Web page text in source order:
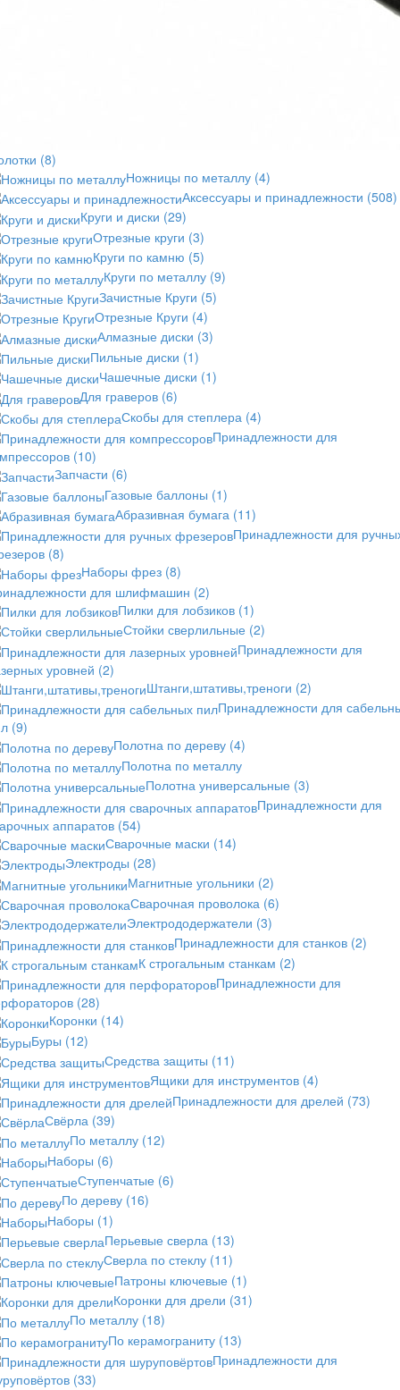
(8)
Ножницы по металлу (4)
Аксессуары и принадлежности (508)
Круги и диски (29)
Отрезные круги (3)
Круги по камню (5)
Круги по металлу (9)
Зачистные Круги (5)
Отрезные Круги (4)
Алмазные диски (3)
Пильные диски (1)
Чашечные диски (1)
Для граверов (6)
Скобы для степлера (4)
Принадлежности для
(10)
Запчасти (6)
Газовые баллоны (1)
Абразивная бумага (11)
Принадлежности для
(8)
Наборы фрез (8)
для шлифмашин (2)
Пилки для лобзиков (1)
Стойки сверлильные (2)
Принадлежности для
уровней (2)
Штанги,штативы,треноги (2)
Принадлежности для
(9)
Полотна по дереву (4)
Полотна по металлу
Полотна универсальные (3)
Принадлежности для
аппаратов (54)
Сварочные маски (14)
Электроды (28)
Магнитные угольники (2)
Сварочная проволока (6)
Электрододержатели (3)
Принадлежности для станков (2)
К строгальным станкам (2)
Принадлежности для
(28)
Коронки (14)
Буры (12)
Средства защиты (11)
Ящики для инструментов (4)
Принадлежности для дрелей (73)
Свёрла (39)
По металлу (12)
Наборы (6)
Ступенчатые (6)
По дереву (16)
Наборы (1)
Перьевые сверла (13)
Сверла по стеклу (11)
Патроны ключевые (1)
Коронки для дрели (31)
По металлу (18)
По керамограниту (13)
Принадлежности для
(33)